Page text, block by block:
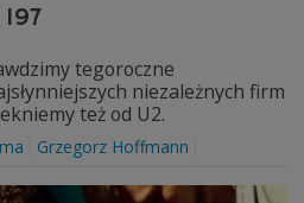
tegoroczne
niezależnych firm
też od U2.
Grzegorz Hoffmann